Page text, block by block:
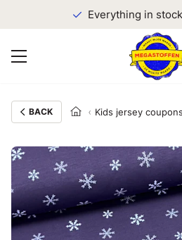
Everything in
BACK Kids jersey coupons